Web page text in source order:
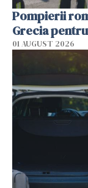
Pompierii
Grecia
01 AUGUST 2026